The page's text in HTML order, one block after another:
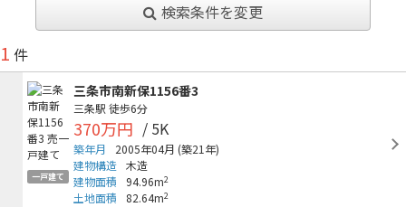
検索条件を変更
1 件
一戸建て
三条市南新保1156番3
三条駅 徒歩6分
370万円 / 5K
築年月 2005年04月 (築21年)
建物構造 木造
建物面積
94.96m2
土地面積 82.64m2